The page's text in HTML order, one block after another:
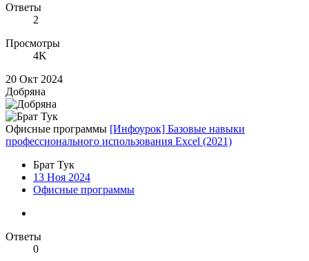
Ответы
2
Просмотры
4K
20 Окт 2024
Добряна
Офисные программы [Инфоурок] Базовые навыки
профессионального использования Excel (2021)
Брат Тук
13 Ноя 2024
Офисные программы
Ответы
0